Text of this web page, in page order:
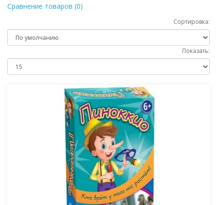
Сравнение товаров (0)
Сортировка:
Показать: